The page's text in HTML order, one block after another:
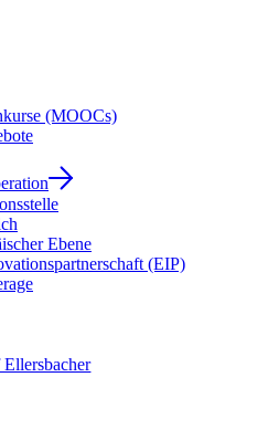
(MOOCs)
Ebene
(EIP)